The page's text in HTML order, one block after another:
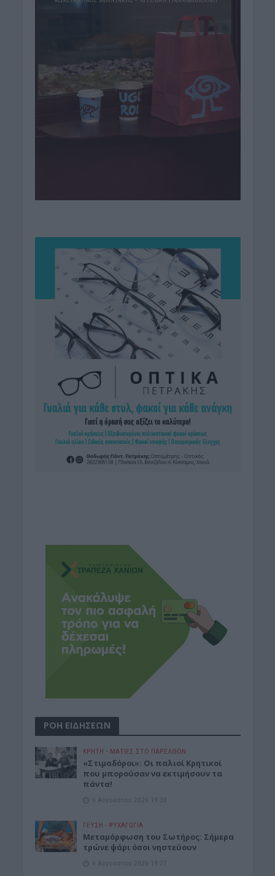
ΡΟΗ ΕΙΔΗΣΕΩΝ
ΚΡΗΤΗ • ΜΑΤΙΕΣ ΣΤΟ ΠΑΡΕΛΘΟΝ
«Στιμαδόροι»: Οι παλιοί Κρητικοί
που μπορούσαν να εκτιμήσουν τα
πάντα!
6 Αυγούστου 2026 19:30
ΓΕΎΣΗ - ΨΥΧΑΓΩΓΊΑ
Μεταμόρφωση του Σωτήρος: Σήμερα
τρώνε ψάρι όσοι νηστεύουν
6 Αυγούστου 2026 19:27